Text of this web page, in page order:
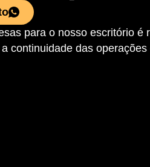
para o nosso escritório é
continuidade das